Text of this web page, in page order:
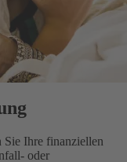
Ihre finanziellen
oder